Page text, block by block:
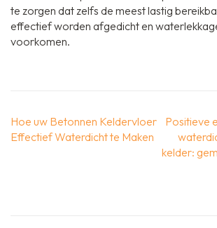
te zorgen dat zelfs de meest lastig
effectief worden afgedicht en
voorkomen.
Berichtnavigatie
Hoe uw Betonnen Keldervloer
Effectief Waterdicht te Maken
Positieve
kelder: